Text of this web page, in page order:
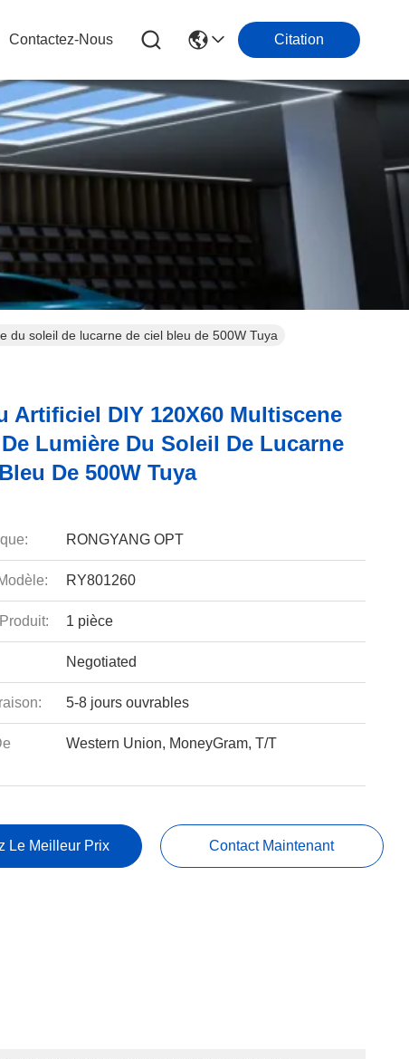
Contactez-Nous Citation
du soleil de lucarne de ciel bleu de 500W Tuya
Artificiel DIY 120X60 Multiscene
Lumière Du Soleil De Lucarne
De 500W Tuya
RONGYANG OPT
RY801260
1 pièce
Negotiated
5-8 jours ouvrables
Western Union, MoneyGram, T/T
Le Meilleur Prix Contact Maintenant